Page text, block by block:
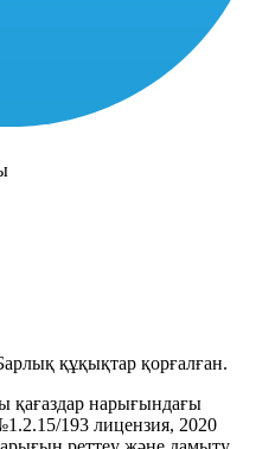
құқықтар қорғалған.
қағаздар нарығындағы
193 лицензия, 2020